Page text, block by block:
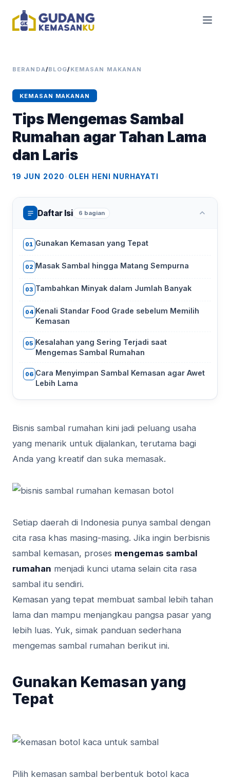
BERANDA/BLOG/ KEMASAN MAKANAN
KEMASAN MAKANAN
Tips Mengemas Sambal
Rumahan agar Tahan Lama
dan Laris
19 JUN 2020•OLEH HENI NURHAYATI
Daftar Isi 6 bagian
01 Gunakan Kemasan yang Tepat
02 Masak Sambal hingga Matang Sempurna
03 Tambahkan Minyak dalam Jumlah Banyak
04 Kenali Standar Food Grade sebelum Memilih
Kemasan
05 Kesalahan yang Sering Terjadi saat
Mengemas Sambal Rumahan
06 Cara Menyimpan Sambal Kemasan agar Awet
Lebih Lama
Bisnis sambal rumahan kini jadi peluang usaha
yang menarik untuk dijalankan, terutama bagi
Anda yang kreatif dan suka memasak.
Setiap daerah di Indonesia punya sambal dengan
cita rasa khas masing-masing. Jika ingin berbisnis
sambal kemasan, proses mengemas sambal
rumahan menjadi kunci utama selain cita rasa
sambal itu sendiri.
Kemasan yang tepat membuat sambal lebih tahan
lama dan mampu menjangkau pangsa pasar yang
lebih luas. Yuk, simak panduan sederhana
mengemas sambal rumahan berikut ini.
Gunakan Kemasan yang
Tepat
Pilih kemasan sambal berbentuk botol kaca